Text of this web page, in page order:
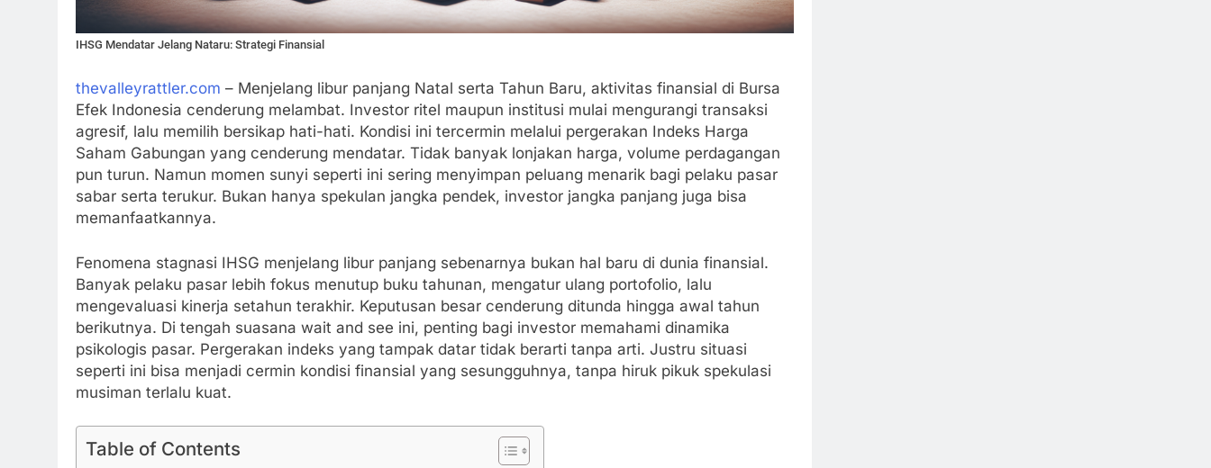
IHSG Mendatar Jelang Nataru: Strategi Finansial
thevalleyrattler.com – Menjelang libur panjang Natal serta Tahun Baru, aktivitas finansial di Bursa
Efek Indonesia cenderung melambat. Investor ritel maupun institusi mulai mengurangi transaksi
agresif, lalu memilih bersikap hati-hati. Kondisi ini tercermin melalui pergerakan Indeks Harga
Saham Gabungan yang cenderung mendatar. Tidak banyak lonjakan harga, volume perdagangan
pun turun. Namun momen sunyi seperti ini sering menyimpan peluang menarik bagi pelaku pasar
sabar serta terukur. Bukan hanya spekulan jangka pendek, investor jangka panjang juga bisa
memanfaatkannya.
Fenomena stagnasi IHSG menjelang libur panjang sebenarnya bukan hal baru di dunia finansial.
Banyak pelaku pasar lebih fokus menutup buku tahunan, mengatur ulang portofolio, lalu
mengevaluasi kinerja setahun terakhir. Keputusan besar cenderung ditunda hingga awal tahun
berikutnya. Di tengah suasana wait and see ini, penting bagi investor memahami dinamika
psikologis pasar. Pergerakan indeks yang tampak datar tidak berarti tanpa arti. Justru situasi
seperti ini bisa menjadi cermin kondisi finansial yang sesungguhnya, tanpa hiruk pikuk spekulasi
musiman terlalu kuat.
Table of Contents